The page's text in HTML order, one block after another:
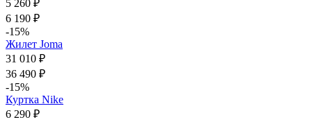
5 260 ₽
6 190 ₽
-15%
Жилет Joma
31 010 ₽
36 490 ₽
-15%
Куртка Nike
6 290 ₽